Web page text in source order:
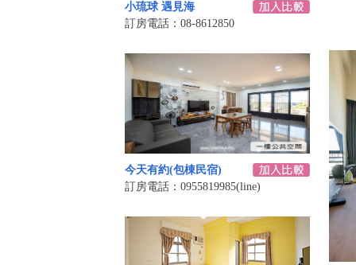
小琉球 遇見海
訂房電話：08-8612850
今天有約(包棟民宿)
訂房電話：0955819985(line)